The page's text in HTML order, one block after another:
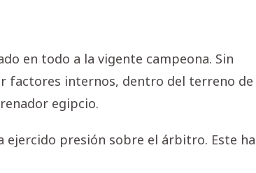
en todo a la vigente campeona. Sin
factores internos, dentro del terreno de
egipcio.
ejercido presión sobre el árbitro. Este ha